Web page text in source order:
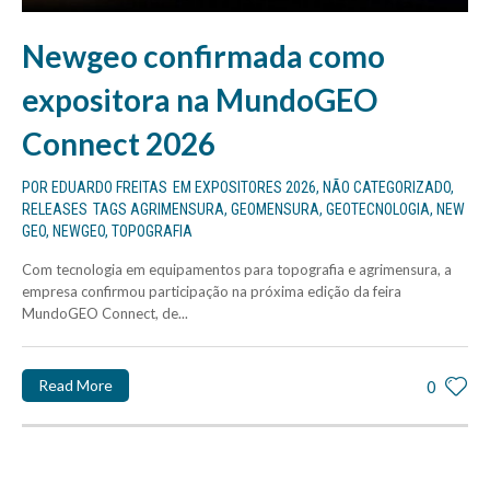
Newgeo confirmada como
expositora na MundoGEO
Connect 2026
POR EDUARDO FREITAS EM EXPOSITORES 2026, NÃO CATEGORIZADO,
RELEASES TAGS AGRIMENSURA, GEOMENSURA, GEOTECNOLOGIA, NEW
GEO, NEWGEO, TOPOGRAFIA
Com tecnologia em equipamentos para topografia e agrimensura, a
empresa confirmou participação na próxima edição da feira
MundoGEO Connect, de...
0
Read More